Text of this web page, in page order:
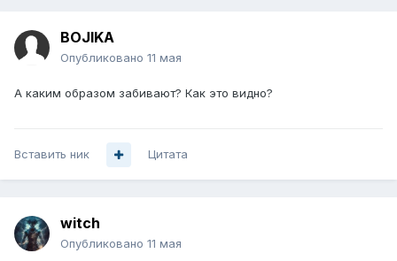
BOJIKA
Опубликовано 11 мая
А каким образом забивают? Как это видно?
Вставить ник Цитата
witch
Опубликовано 11 мая